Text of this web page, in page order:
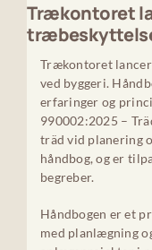
Trækontoret
Trækontoret
ved byggeri.
erfaringer og
990002:2025 –
träd vid planering
håndbog, og er
begreber.
Håndbogen er et
med planlægning